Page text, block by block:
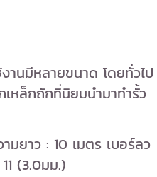
านมีหลายขนาด โดยทั่วไป
หล็กถักที่นิยมนำมาทำรั้ว
มยาว : 10 เมตร เบอร์ลว
(3.0มม.)